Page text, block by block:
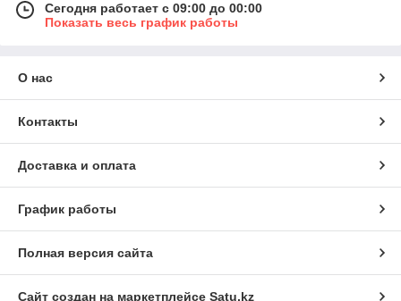
Сегодня работает с 09:00 до 00:00
Показать весь график работы
О нас
Контакты
Доставка и оплата
График работы
Полная версия сайта
Сайт создан на маркетплейсе Satu.kz